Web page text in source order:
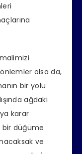
olsa da,
bir yolu
ağdaki
karar
düğüme
ve